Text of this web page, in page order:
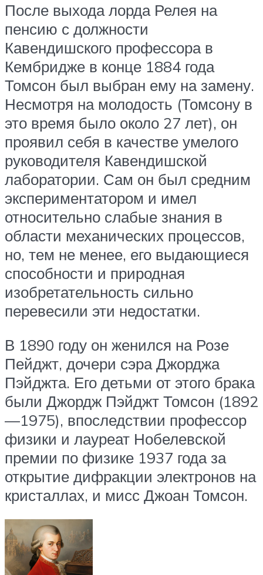
После выхода лорда Релея на
пенсию с должности
Кавендишского профессора в
Кембридже в конце 1884 года
Томсон был выбран ему на замену.
Несмотря на молодость (Томсону в
это время было около 27 лет), он
проявил себя в качестве умелого
руководителя Кавендишской
лаборатории. Сам он был средним
экспериментатором и имел
относительно слабые знания в
области механических процессов,
но, тем не менее, его выдающиеся
способности и природная
изобретательность сильно
перевесили эти недостатки.
В 1890 году он женился на Розе
Пейджт, дочери сэра Джорджа
Пэйджта. Его детьми от этого брака
были Джордж Пэйджт Томсон (1892
—1975), впоследствии профессор
физики и лауреат Нобелевской
премии по физике 1937 года за
открытие дифракции электронов на
кристаллах, и мисс Джоан Томсон.